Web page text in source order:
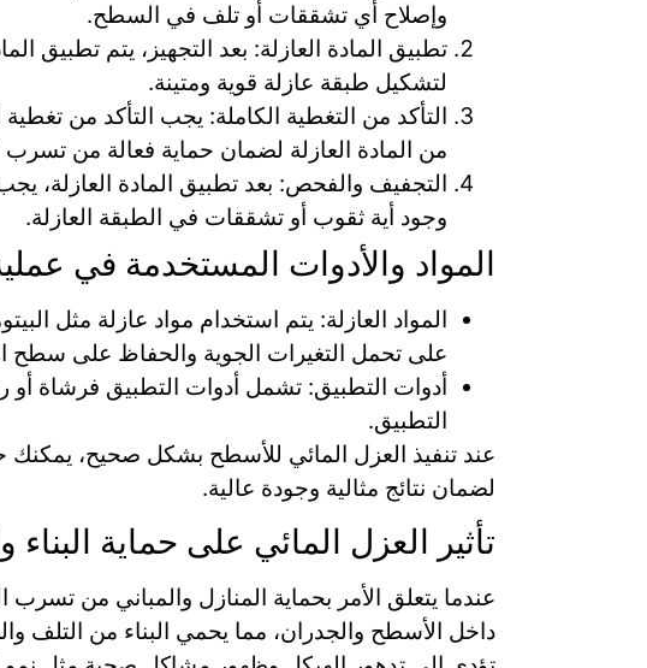
وإصلاح أي تشققات أو تلف في السطح.
تطبيق المادة العازلة: بعد التجهيز، يتم تطبيق
لتشكيل طبقة عازلة قوية ومتينة.
التأكد من التغطية الكاملة: يجب التأكد من
من المادة العازلة لضمان حماية فعالة من تسرب
التجفيف والفحص: بعد تطبيق المادة
وجود أية ثقوب أو تشققات في الطبقة العازلة.
المواد والأدوات المستخدمة في
المواد العازلة: يتم استخدام مواد عازلة مثل
على تحمل التغيرات الجوية والحفاظ على سطح
أدوات التطبيق: تشمل أدوات التطبيق فرشاة أو
التطبيق.
عند تنفيذ العزل المائي للأسطح بشكل صحيح، يمكنك
لضمان نتائج مثالية وجودة عالية.
تأثير العزل المائي على حماية البناء
عندما يتعلق الأمر بحماية المنازل والمباني من
داخل الأسطح والجدران، مما يحمي البناء من التلف